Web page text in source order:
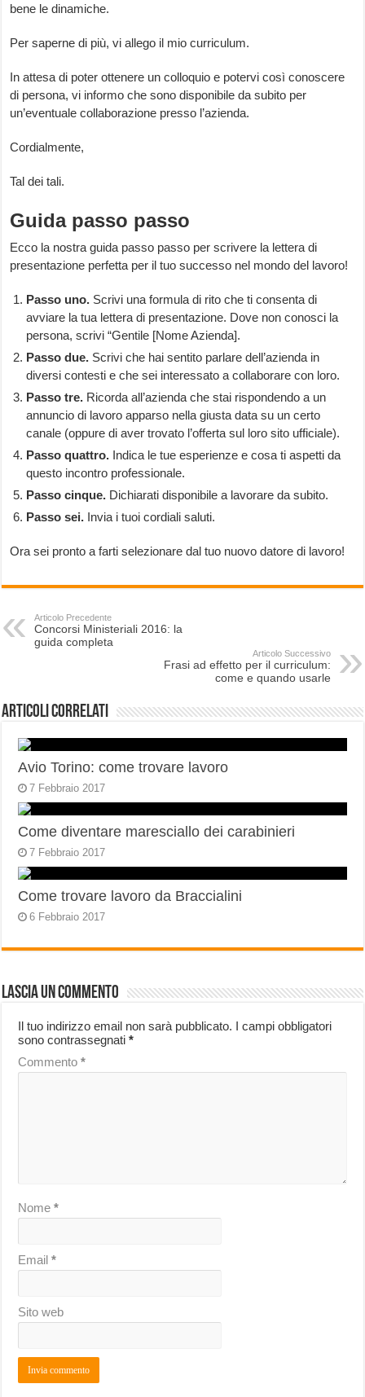
bene le dinamiche.
Per saperne di più, vi allego il mio curriculum.
In attesa di poter ottenere un colloquio e potervi così conoscere
di persona, vi informo che sono disponibile da subito per
un’eventuale collaborazione presso l’azienda.
Cordialmente,
Tal dei tali.
Guida passo passo
Ecco la nostra guida passo passo per scrivere la lettera di
presentazione perfetta per il tuo successo nel mondo del lavoro!
Passo uno. Scrivi una formula di rito che ti consenta di
avviare la tua lettera di presentazione. Dove non conosci la
persona, scrivi “Gentile [Nome Azienda].
Passo due. Scrivi che hai sentito parlare dell’azienda in
diversi contesti e che sei interessato a collaborare con loro.
Passo tre. Ricorda all’azienda che stai rispondendo a un
annuncio di lavoro apparso nella giusta data su un certo
canale (oppure di aver trovato l’offerta sul loro sito ufficiale).
Passo quattro. Indica le tue esperienze e cosa ti aspetti da
questo incontro professionale.
Passo cinque. Dichiarati disponibile a lavorare da subito.
Passo sei. Invia i tuoi cordiali saluti.
Ora sei pronto a farti selezionare dal tuo nuovo datore di lavoro!
Articolo Precedente
Concorsi Ministeriali 2016: la
guida completa
Articolo Successivo
Frasi ad effetto per il curriculum:
come e quando usarle
Articoli correlati
Avio Torino: come trovare lavoro
7 Febbraio 2017
Come diventare maresciallo dei carabinieri
7 Febbraio 2017
Come trovare lavoro da Braccialini
6 Febbraio 2017
Lascia un commento
Il tuo indirizzo email non sarà pubblicato. I campi obbligatori
sono contrassegnati*
Commento*
Nome*
Email*
Sito web